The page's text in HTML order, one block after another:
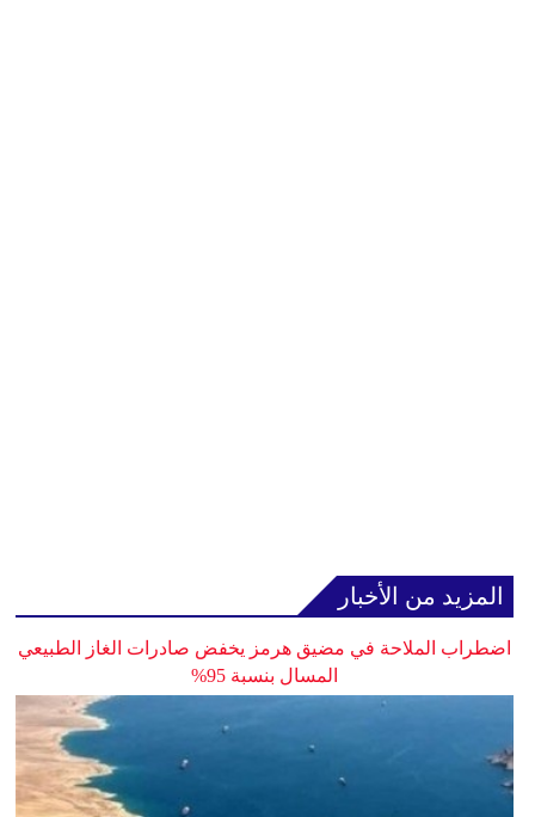
المزيد من الأخبار
اضطراب الملاحة في مضيق هرمز يخفض صادرات الغاز الطبيعي
المسال بنسبة 95%